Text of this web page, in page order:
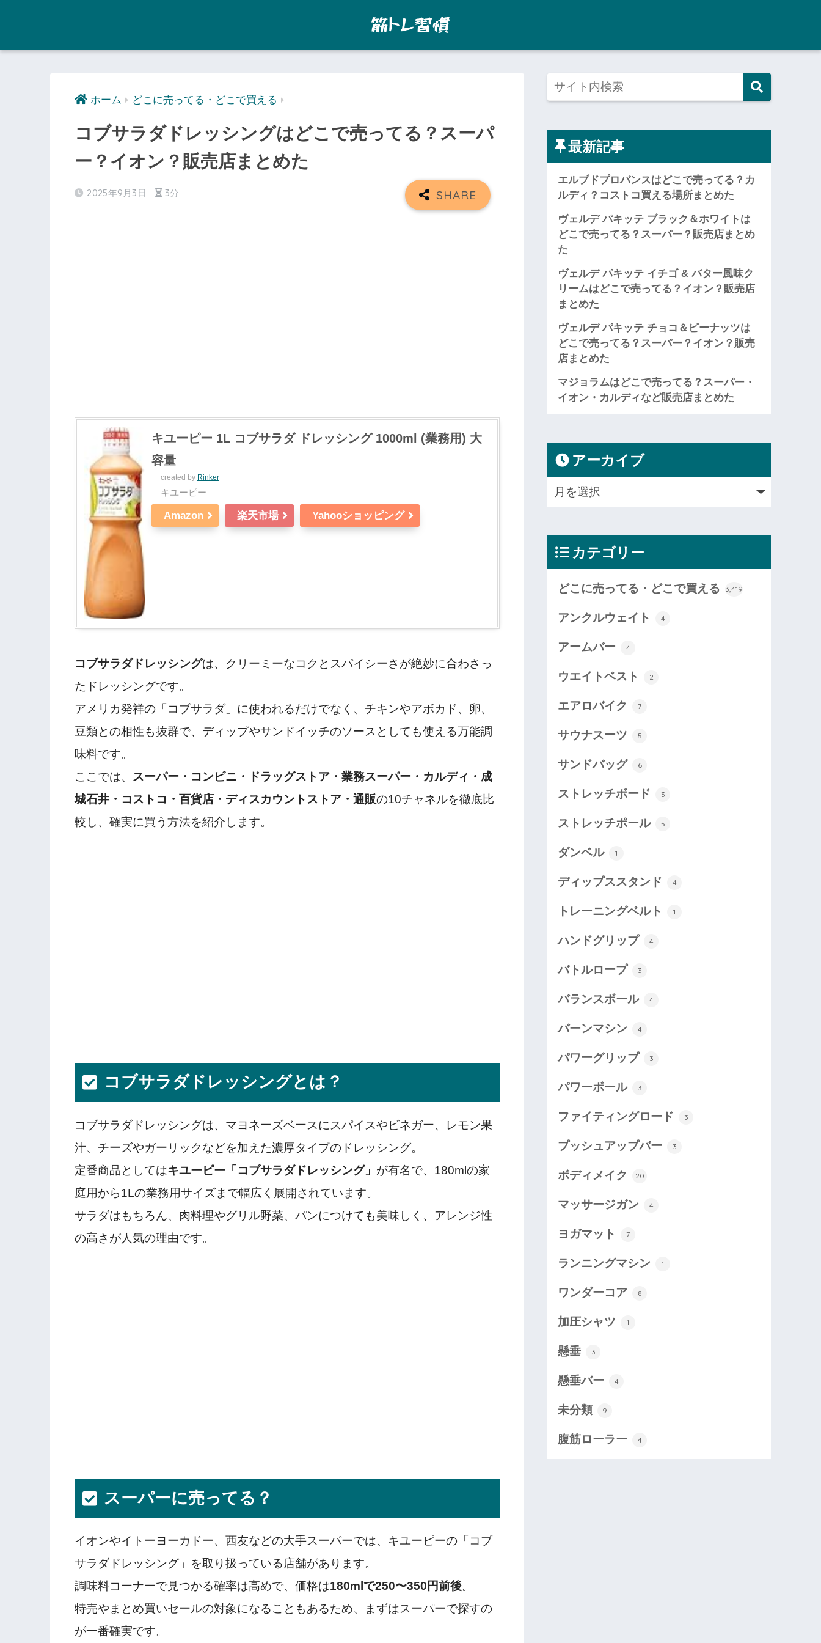
ホーム どこに売ってる・どこで買える
コブサラダドレッシングはどこで売ってる？スーパ
ー？イオン？販売店まとめた
2025年9月3日 3分
キユーピー 1L コブサラダ ドレッシング 1000ml (業務用) 大
容量
created by Rinker
キユーピー
Amazon 楽天市場 Yahooショッピング
コブサラダドレッシングは、クリーミーなコクとスパイシーさが絶妙に合わさっ
たドレッシングです。
アメリカ発祥の「コブサラダ」に使われるだけでなく、チキンやアボカド、卵、
豆類との相性も抜群で、ディップやサンドイッチのソースとしても使える万能調
味料です。
ここでは、 スーパー・コンビニ・ドラッグストア・業務スーパー・カルディ・成
城石井・コストコ・百貨店・ディスカウントストア・通販の10チャネルを徹底比
較し、確実に買う方法を紹介します。
コブサラダドレッシングとは？
コブサラダドレッシングは、マヨネーズベースにスパイスやビネガー、レモン果
汁、チーズやガーリックなどを加えた濃厚タイプのドレッシング。
定番商品としてはキユーピー「コブサラダドレッシング」 が有名で、180mlの家
庭用から1Lの業務用サイズまで幅広く展開されています。
サラダはもちろん、肉料理やグリル野菜、パンにつけても美味しく、アレンジ性
の高さが人気の理由です。
スーパーに売ってる？
イオンやイトーヨーカドー、西友などの大手スーパーでは、キユーピーの「コブ
サラダドレッシング」を取り扱っている店舗があります。
調味料コーナーで見つかる確率は高めで、価格は180mlで250〜350円前後。
特売やまとめ買いセールの対象になることもあるため、まずはスーパーで探すの
が一番確実です。
最新記事
エルブドプロバンスはどこで売ってる？カ
ルディ？コストコ買える場所まとめた
ヴェルデ パキッテ ブラック＆ホワイトは
どこで売ってる？スーパー？販売店まとめ
た
ヴェルデ パキッテ イチゴ & バター風味ク
リームはどこで売ってる？イオン？販売店
まとめた
ヴェルデ パキッテ チョコ＆ピーナッツは
どこで売ってる？スーパー？イオン？販売
店まとめた
マジョラムはどこで売ってる？スーパー・
イオン・カルディなど販売店まとめた
アーカイブ
カテゴリー
どこに売ってる・どこで買える 3,419
アンクルウェイト 4
アームバー 4
ウエイトベスト 2
エアロバイク 7
サウナスーツ 5
サンドバッグ 6
ストレッチボード 3
ストレッチポール 5
ダンベル 1
ディップススタンド 4
トレーニングベルト 1
ハンドグリップ 4
バトルロープ 3
バランスボール 4
バーンマシン 4
パワーグリップ 3
パワーボール 3
ファイティングロード 3
プッシュアップバー 3
ボディメイク 20
マッサージガン 4
ヨガマット 7
ランニングマシン 1
ワンダーコア 8
加圧シャツ 1
懸垂 3
懸垂バー 4
未分類 9
腹筋ローラー 4